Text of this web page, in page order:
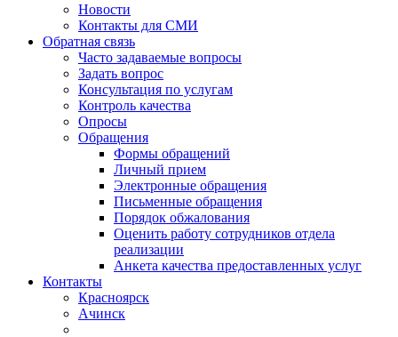
Новости
Контакты для СМИ
Обратная связь
Часто задаваемые вопросы
Задать вопрос
Консультация по услугам
Контроль качества
Опросы
Обращения
Формы обращений
Личный прием
Электронные обращения
Письменные обращения
Порядок обжалования
Оценить работу сотрудников отдела
реализации
Анкета качества предоставленных услуг
Контакты
Красноярск
Ачинск